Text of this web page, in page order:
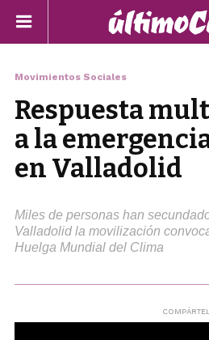
Movimientos Sociales
Respuesta
a la
en Valladolid
Miles de personas han
Valladolid la movilización
Huelga Mundial del Clima